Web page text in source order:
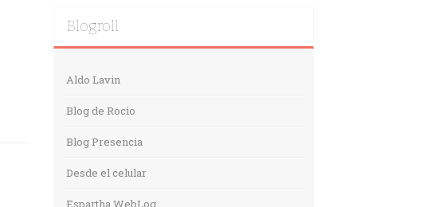
Blogroll
Aldo Lavin
Blog de Rocio
Blog Presencia
Desde el celular
Espartha WebLog